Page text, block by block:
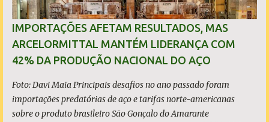
IMPORTAÇÕES AFETAM RESULTADOS, MAS
ARCELORMITTAL MANTÉM LIDERANÇA COM
42% DA PRODUÇÃO NACIONAL DO AÇO
Foto: Davi Maia Principais desafios no ano passado foram
importações predatórias de aço e tarifas norte-americanas
sobre o produto brasileiro São Gonçalo do Amarante